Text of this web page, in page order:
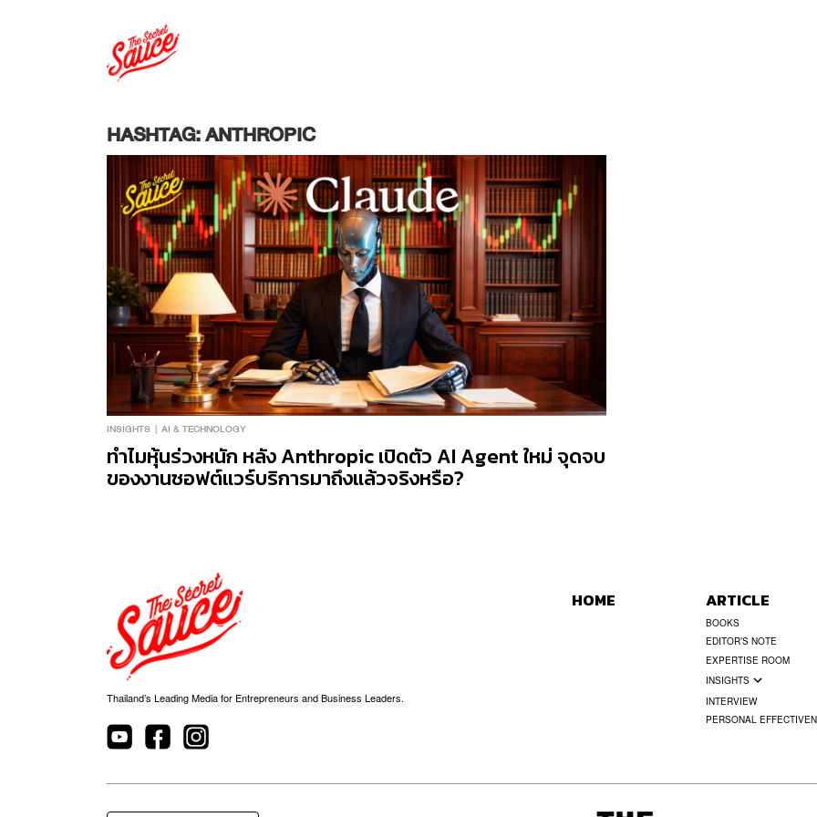
HASHTAG: ANTHROPIC
INSIGHTS AI & TECHNOLOGY
ทำไมหุ้นร่วงหนัก หลัง Anthropic เปิดตัว AI Agent ใหม่ จุดจบ
ของงานซอฟต์แวร์บริการมาถึงแล้วจริงหรือ?
Thailand’s Leading Media for Entrepreneurs and Business Leaders.
HOME ARTICLE
BOOKS
EDITOR’S NOTE
EXPERTISE ROOM
INSIGHTS
INTERVIEW
PERSONAL